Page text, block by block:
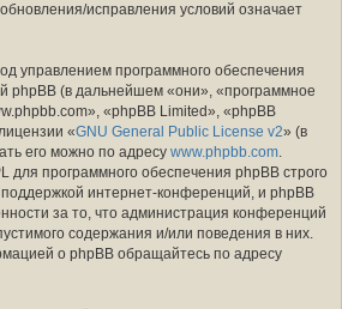
исправления условий означает
управлением программного обеспечения
phpBB (в дальнейшем «они», «программное
«phpBB Limited», «phpBB
«GNU General Public License v2» (в
его можно по адресу www.phpbb.com.
для программного обеспечения phpBB строго
интернет-конференций, и phpBB
за то, что администрация конференций
содержания и/или поведения в них.
о phpBB обращайтесь по адресу